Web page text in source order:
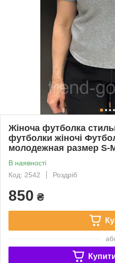
Жіноча футболка
футболки жіночі
молодежная размер S-
В наявності
Код: 2542
Роздріб
850 ₴